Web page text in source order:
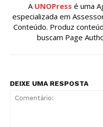
A UNOPress é uma
especializada em
Conteúdo. Produz
buscam Page
DEIXE UMA RESPOSTA